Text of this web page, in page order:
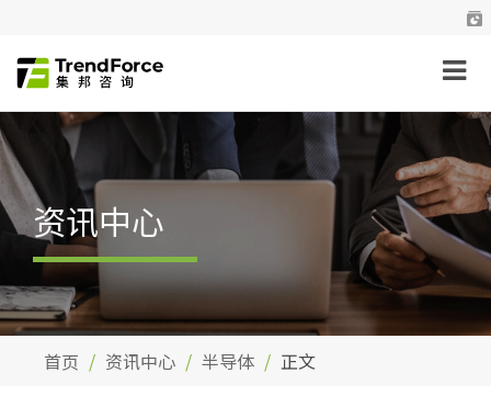
资讯中心
首页 资讯中心 半导体 正文